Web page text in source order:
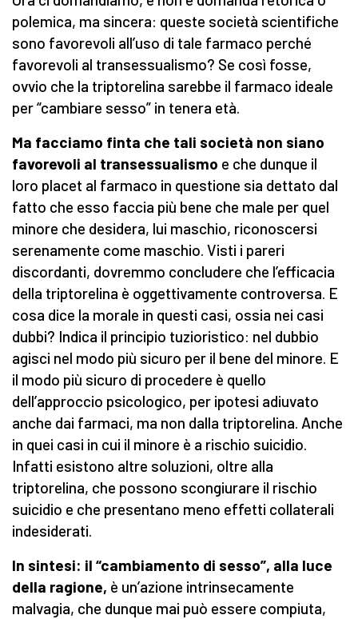
polemica, ma sincera: queste società scientifiche
sono favorevoli all’uso di tale farmaco perché
favorevoli al transessualismo? Se così fosse,
ovvio che la triptorelina sarebbe il farmaco ideale
per “cambiare sesso” in tenera età.
Ma facciamo finta che tali società non siano
favorevoli al transessualismo e che dunque il
loro placet al farmaco in questione sia dettato dal
fatto che esso faccia più bene che male per quel
minore che desidera, lui maschio, riconoscersi
serenamente come maschio. Visti i pareri
discordanti, dovremmo concludere che l’efficacia
della triptorelina è oggettivamente controversa. E
cosa dice la morale in questi casi, ossia nei casi
dubbi? Indica il principio tuzioristico: nel dubbio
agisci nel modo più sicuro per il bene del minore. E
il modo più sicuro di procedere è quello
dell’approccio psicologico, per ipotesi adiuvato
anche dai farmaci, ma non dalla triptorelina. Anche
in quei casi in cui il minore è a rischio suicidio.
Infatti esistono altre soluzioni, oltre alla
triptorelina, che possono scongiurare il rischio
suicidio e che presentano meno effetti collaterali
indesiderati.
In sintesi: il “cambiamento di sesso”, alla luce
della ragione, è un’azione intrinsecamente
malvagia, che dunque mai può essere compiuta,